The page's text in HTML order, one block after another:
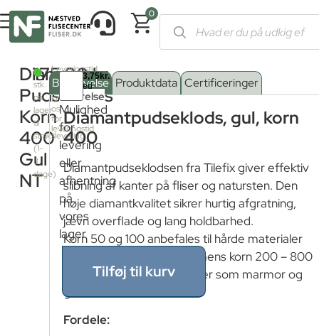
0
Forside/Shop/Værktøj
Diamant
Pudseklods
Korn
400
Gul
NT
175,00kr.
12
stk.
på
lager
til
strakslevering
(1-
3
dage)
Leveringstid
fra
fjernlager:
Kontakt
os
for
leveringstid
Størrelse
Korn 100
Korn 200
Korn 400
Korn 50
Korn 800
Mulighed
for
levering
eller
afhentning
på
vores
lager
Tilføj til kurv
Beskrivelse Produktdata Certificeringer
Diamantpudseklods, gul, korn
400
Diamantpudseklodsen fra Tilefix giver effektiv
slibning af kanter på fliser og natursten. Den
høje diamantkvalitet sikrer hurtig afgratning,
jævn overflade og lang holdbarhed.
Korn 50 og 100 anbefales til hårde materialer
som granit og porcelæn, mens korn 200 – 800
passer til blødere materialer som marmor og
glas.
Fordele: